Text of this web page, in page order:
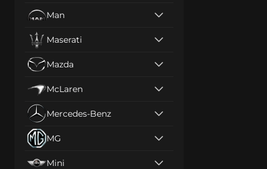
Man
Maserati
Mazda
McLaren
Mercedes-Benz
MG
Mini